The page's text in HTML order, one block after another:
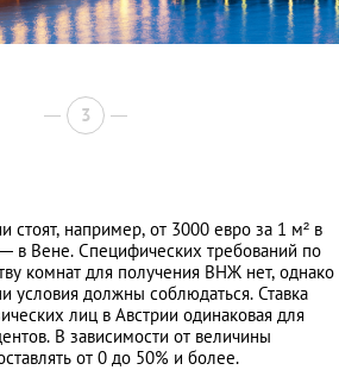
3
стоят, например, от 3000 евро за 1 м² в
в Вене. Специфических требований по
комнат для получения ВНЖ нет, однако
условия должны соблюдаться. Ставка
лиц в Австрии одинаковая для
В зависимости от величины
от 0 до 50% и более.